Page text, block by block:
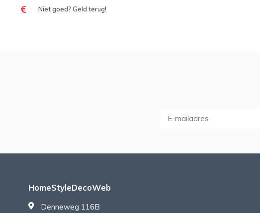
Niet goed? Geld terug!
HomeStyleDecoWeb
Denneweg 116B